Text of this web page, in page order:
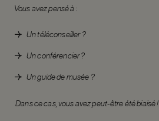
Vous avez pensé à :
Un téléconseiller ?
Un conférencier ?
Un guide de musée ?
Dans ce cas, vous avez peut-être été biaisé !